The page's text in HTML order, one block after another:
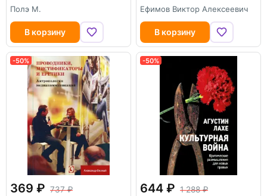
Полэ М.
В корзину
Ефимов Виктор Алексеевич
В корзину
-50%
369
737
-50%
644
1 288